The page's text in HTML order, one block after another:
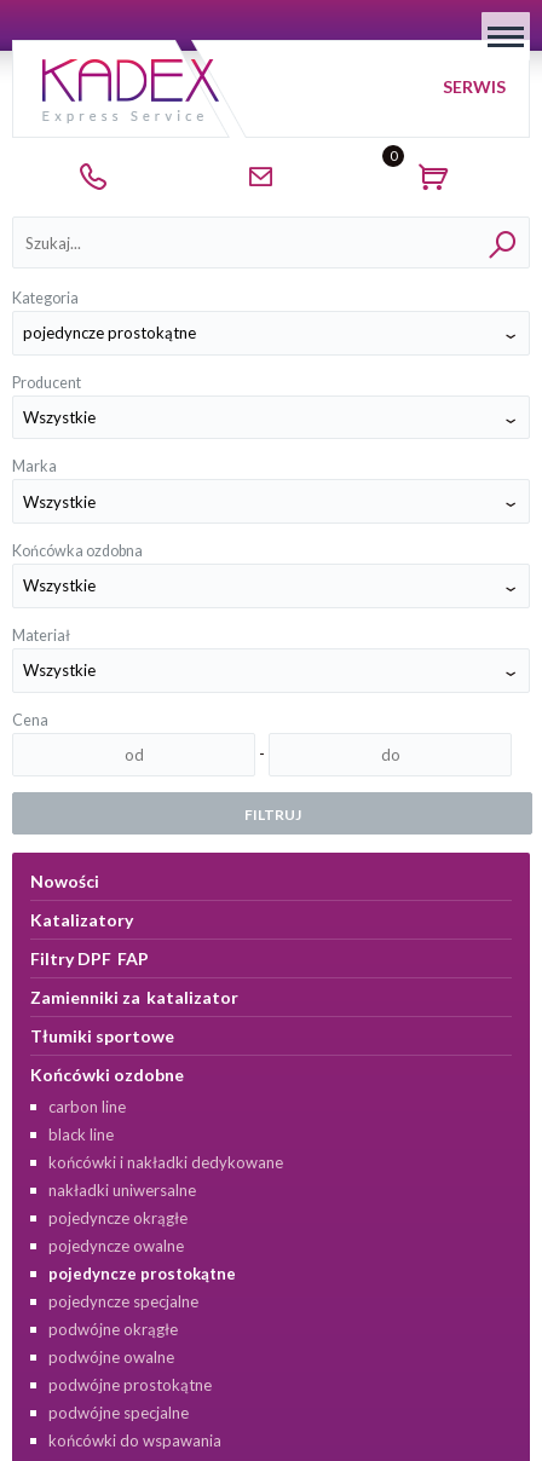
0
SERWIS
Kategoria
Producent
Marka
Końcówka ozdobna
Materiał
Cena
-
FILTRUJ
Kategorie
Nowości
Katalizatory
Filtry DPF FAP
Zamienniki za katalizator
Tłumiki sportowe
Końcówki ozdobne
carbon line
black line
końcówki i nakładki dedykowane
nakładki uniwersalne
pojedyncze okrągłe
pojedyncze owalne
pojedyncze prostokątne
pojedyncze specjalne
podwójne okrągłe
podwójne owalne
podwójne prostokątne
podwójne specjalne
końcówki do wspawania